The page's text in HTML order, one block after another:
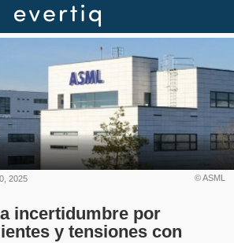
© ASML
2025
incertidumbre por
y tensiones con